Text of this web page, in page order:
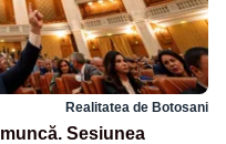
Realitatea de Botosani
Sesiunea